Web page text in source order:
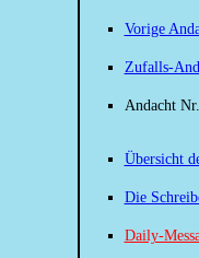
Vorige
Zufalls-
Andacht
Übersicht
Die
Daily-